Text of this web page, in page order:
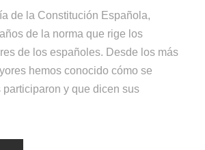
de la Constitución Española,
de la norma que rige los
de los españoles. Desde los más
hemos conocido cómo se
y que dicen sus